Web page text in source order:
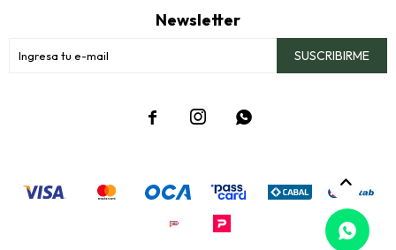
Newsletter
SUSCRIBIRME
  